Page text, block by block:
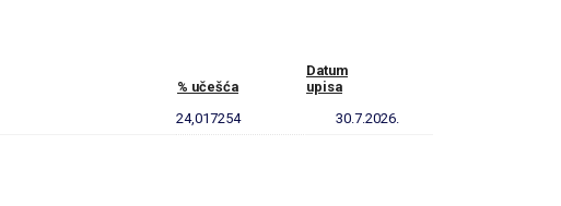
% učešća
Datum
upisa
24,017254 30.7.2026.